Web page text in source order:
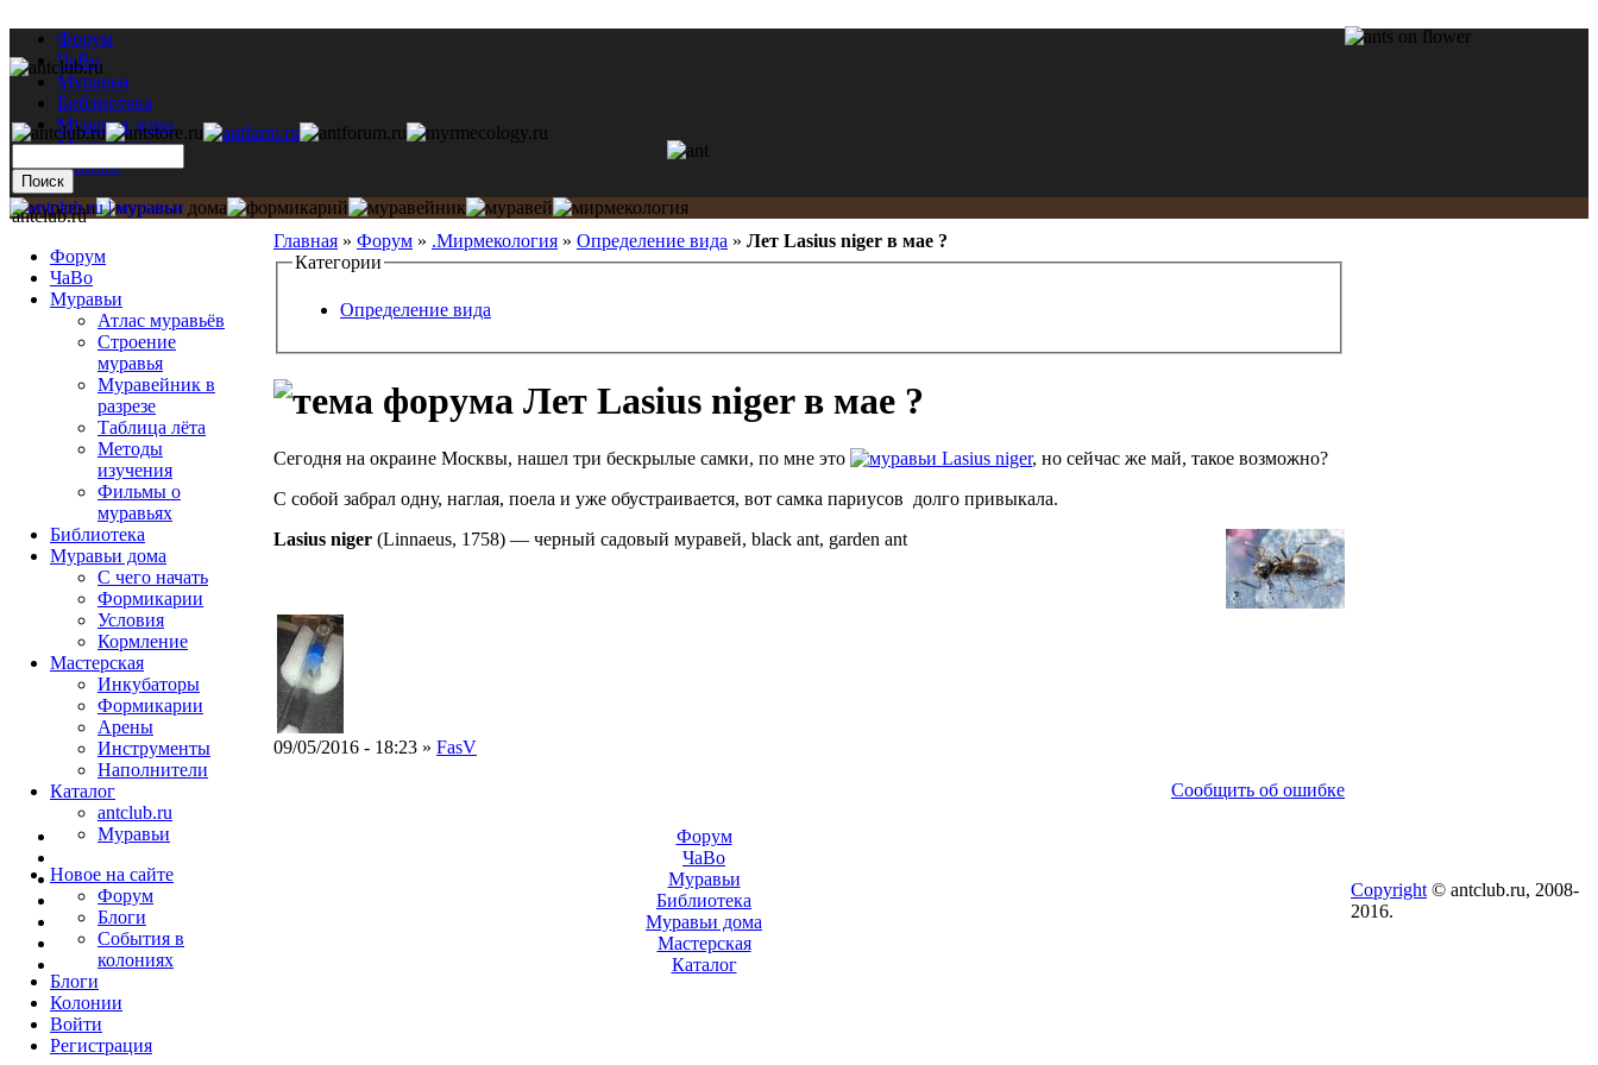
Форум
ЧаВо
Муравьи
Библиотека
Муравьи дома
Мастерская
Каталог
Главная » Форум » .Мирмекология » Определение вида » Лет Lasius niger в мае ?
Категории
Определение вида
Лет Lasius niger в мае ?
Сегодня на окраине Москвы, нашел три бескрылые самки, по мне это Lasius niger, но сейчас же май, такое возможно?
С собой забрал одну, наглая, поела и уже обустраивается, вот самка париусов долго привыкала.
Lasius niger (Linnaeus, 1758) — черный садовый муравей, black ant, garden ant
09/05/2016 - 18:23 » FasV
Сообщить об ошибке
antclub.ru
Форум
ЧаВо
Муравьи
Атлас муравьёв
Строение
муравья
Муравейник в
разрезе
Таблица лёта
Методы
изучения
Фильмы о
муравьях
Библиотека
Муравьи дома
С чего начать
Формикарии
Условия
Кормление
Мастерская
Инкубаторы
Формикарии
Арены
Инструменты
Наполнители
Каталог
antclub.ru
Муравьи
Новое на сайте
Форум
Блоги
События в
колониях
Блоги
Колонии
Войти
Peгиcтpaция
Форум
ЧаВо
Муравьи
Библиотека
Муравьи дома
Мастерская
Каталог
Copyright © antclub.ru, 2008-
2016.